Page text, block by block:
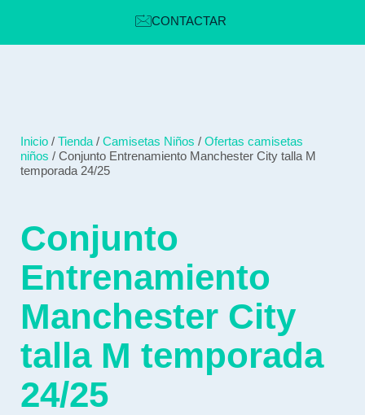
CONTACTAR
Inicio / Tienda / Camisetas Niños / Ofertas camisetas
niños / Conjunto Entrenamiento Manchester City talla M
temporada 24/25
Conjunto
Entrenamiento
Manchester City
talla M temporada
24/25